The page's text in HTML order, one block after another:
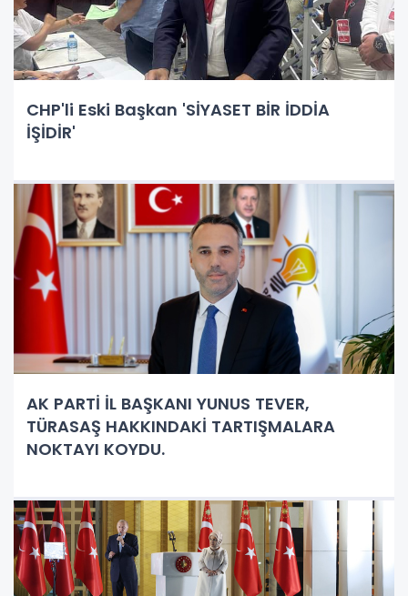
CHP'li Eski Başkan 'SİYASET BİR İDDİA
İŞİDİR'
AK PARTİ İL BAŞKANI YUNUS TEVER,
TÜRASAŞ HAKKINDAKİ TARTIŞMALARA
NOKTAYI KOYDU.